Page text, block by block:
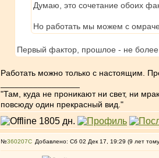
Думаю, это сочетание обоих
Но работать мы можем с
Первый фактор, прошлое - не
Работать можно только с настоящим.
"Там, куда не проникают ни свет, ни
повсюду один прекрасный вид."
№360207 Добавлено: Сб 02 Дек 17, 19:29 (9 лет